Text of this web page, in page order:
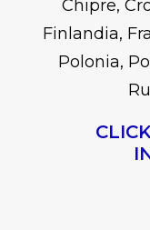
Chipre,
Finlandia,
Polonia,